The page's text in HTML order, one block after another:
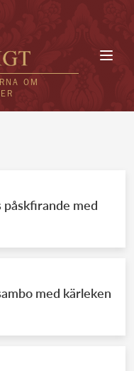
OM
påskfirande med
med kärleken